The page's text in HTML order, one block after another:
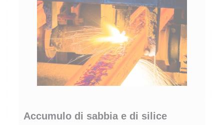
Accumulo di sabbia e di silice